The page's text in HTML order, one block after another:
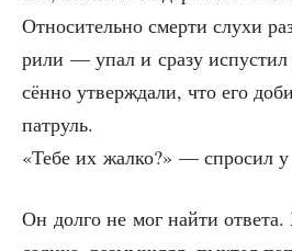
Отно­си­тель­но смер­ти слу­хи
ри­ли — упал и сра­зу
сён­но утвер­жда­ли, что его
патруль.
«Тебе их жал­ко?» — спро­сил у
Он дол­го не мог най­ти